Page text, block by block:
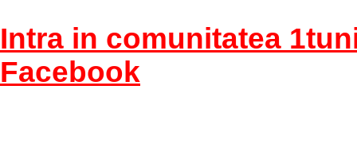
Intra in comunitatea
Facebook